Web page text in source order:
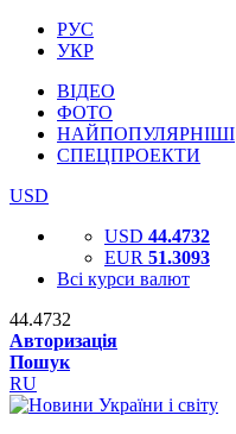
РУС
УКР
ВІДЕО
ФОТО
НАЙПОПУЛЯРНІШІ
СПЕЦПРОЕКТИ
USD
USD 44.4732
EUR 51.3093
Всі курси валют
44.4732
Авторизація
Пошук
RU